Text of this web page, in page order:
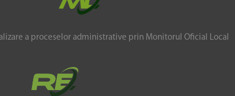
a proceselor administrative prin Monitorul Oficial Local